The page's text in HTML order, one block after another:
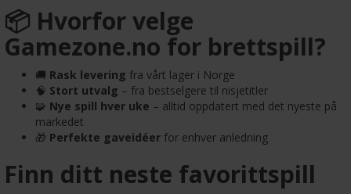
📦 Hvorfor velge
Gamezone.no for brettspill?
🚚 Rask levering fra vårt lager i Norge
🧠 Stort utvalg – fra bestselgere til nisjetitler
🧩 Nye spill hver uke – alltid oppdatert med det nyeste på
markedet
🎁 Perfekte gaveidéer for enhver anledning
Finn ditt neste favorittspill